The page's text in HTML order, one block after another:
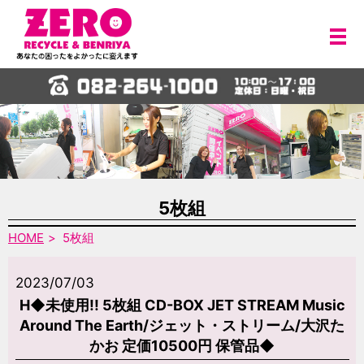
メ
5枚組
HOME 5枚組
2023/07/03
H◆未使用!! 5枚組 CD-BOX JET STREAM Music
Around The Earth/ジェット・ストリーム/大沢た
かお 定価10500円 保管品◆